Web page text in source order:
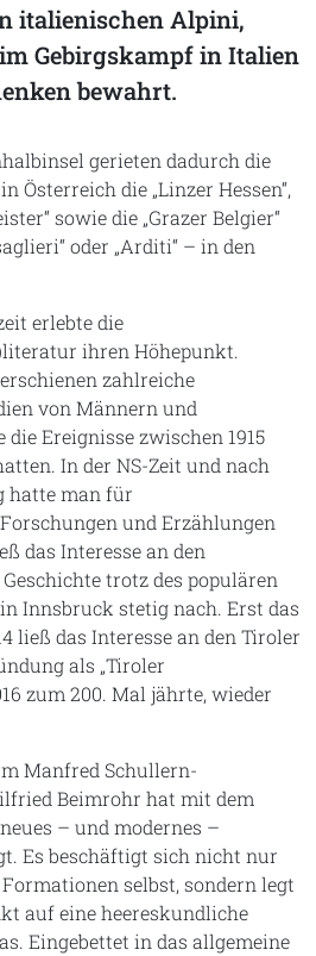
italienischen Alpini,
Gebirgskampf in Italien
bewahrt.
gerieten dadurch die
Österreich die „Linzer Hessen“,
sowie die „Grazer Belgier“
oder „Arditi“ – in den
erlebte die
ihren Höhepunkt.
zahlreiche
von Männern und
Ereignisse zwischen 1915
In der NS-Zeit und nach
hatte man für
und Erzählungen
das Interesse an den
trotz des populären
Innsbruck stetig nach. Erst das
ließ das Interesse an den Tiroler
als „Tiroler
zum 200. Mal jährte, wieder
Manfred Schullern-
Beimrohr hat mit dem
– und modernes –
Es beschäftigt sich nicht nur
selbst, sondern legt
auf eine heereskundliche
Eingebettet in das allgemeine